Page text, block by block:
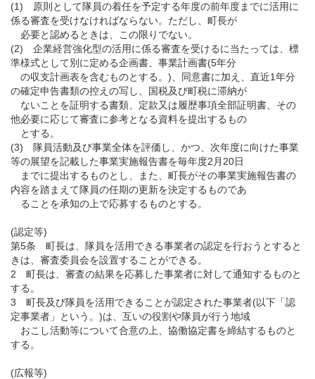
(1) 原則として隊員の着任を予定する年度の前年度までに活用に
係る審査を受けなければならない。ただし、町長が
必要と認めるときは、この限りでない。
(2) 企業経営強化型の活用に係る審査を受けるに当たっては、標
準様式として別に定める企画書、事業計画書(5年分
の収支計画表を含むものとする。)、同意書に加え、直近1年分
の確定申告書類の控えの写し、国税及び町税に滞納が
ないことを証明する書類、定款又は履歴事項全部証明書、その
他必要に応じて審査に参考となる資料を提出するもの
とする。
(3) 隊員活動及び事業全体を評価し、かつ、次年度に向けた事業
等の展望を記載した事業実施報告書を毎年度2月20日
までに提出するものとし、また、町長がその事業実施報告書の
内容を踏まえて隊員の任期の更新を決定するものであ
ることを承知の上で応募するものとする。
(認定等)
第5条 町長は、隊員を活用できる事業者の認定を行おうとすると
きは、審査委員会を設置することができる。
2 町長は、審査の結果を応募した事業者に対して通知するものと
する。
3 町長及び隊員を活用できることが認定された事業者(以下「認
定事業者」という。)は、互いの役割や隊員が行う地域
おこし活動等について合意の上、協働協定書を締結するものと
する。
(広報等)